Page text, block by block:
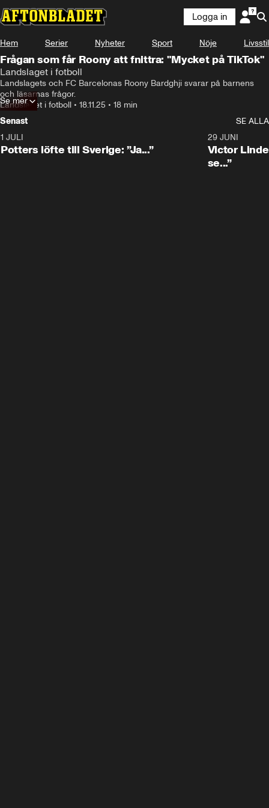
Logga in
Hem Serier Nyheter Sport Nöje Livsstil
Frågan som får Roony att fnittra: "Mycket på TikTok"
Landslaget i fotboll
Landslagets och FC Barcelonas Roony Bardghji svarar på barnens
och läsarnas frågor.
Landslaget i fotboll • 18.11.25 • 18 min
Se mer
Senast
SE ALLA
1 JULI
Potters löfte till Sverige: ”Ja...”
29 JUNI
Victor
se...”